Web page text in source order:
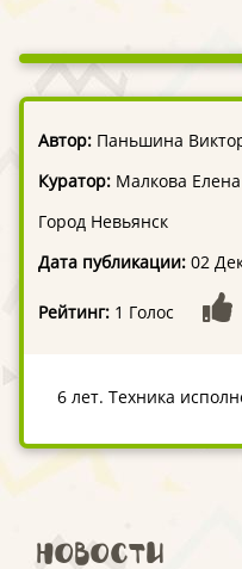
Автор: Паньшина
Куратор: Малкова
Город Невьянск
Дата публикации: 02
Рейтинг: 1 Голос
6 лет. Техника
Новости